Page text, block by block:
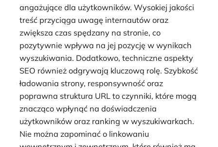
angażujące dla użytkowników. Wysokiej jakości
treść przyciąga uwagę internautów oraz
zwiększa czas spędzany na stronie, co
pozytywnie wpływa na jej pozycję w wynikach
wyszukiwania. Dodatkowo, techniczne aspekty
SEO również odgrywają kluczową rolę. Szybkość
ładowania strony, responsywność oraz
poprawna struktura URL to czynniki, które mogą
znacząco wpłynąć na doświadczenia
użytkowników oraz ranking w wyszukiwarkach.
Nie można zapominać o linkowaniu